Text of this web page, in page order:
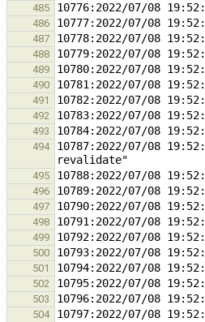
485
486
487
488
489
490
491
492
493
494
10787:2022/07/08
495
496
497
498
499
500
501
502
503
504